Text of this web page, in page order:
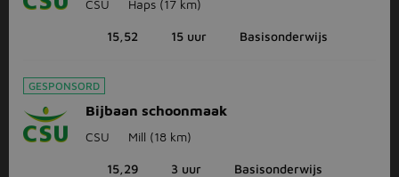
CSU Haps (17 km)
15,52 15 uur Basisonderwijs
GESPONSORD
Bijbaan schoonmaak
CSU Mill (18 km)
15,29 3 uur Basisonderwijs